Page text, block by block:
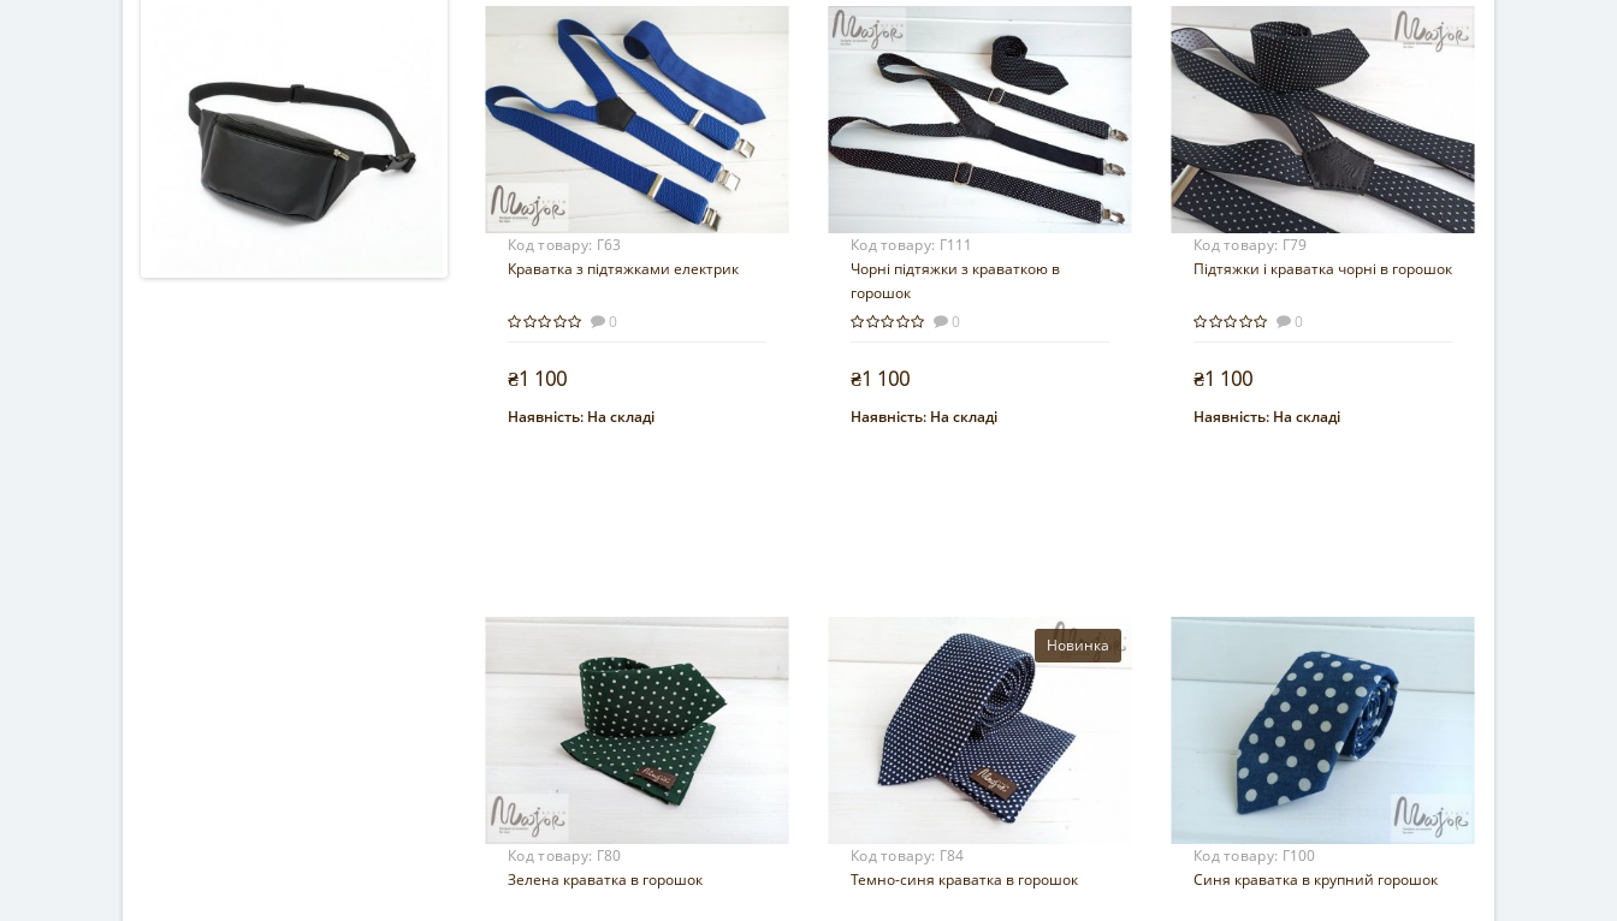
Код товару: Г63
Краватка з підтяжками електрик
0
₴1 100
Купити
Наявність: На складі
Код товару: Г111
Чорні підтяжки з краваткою в
горошок
0
₴1 100
Купити
Наявність: На складі
Код товару: Г79
Підтяжки і краватка чорні в горошок
0
₴1 100
Купити
Наявність: На складі
Код товару: Г80
Зелена краватка в горошок
Новинка
Код товару: Г84
Темно-синя краватка в горошок
Код товару: Г100
Синя краватка в крупний горошок